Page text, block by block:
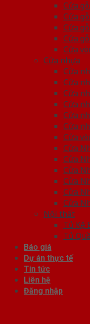
Cửa
Cửa
Cửa
Cửa
Cửa
Cửa nhựa
Cửa
Cửa
Cửa
Cửa
Cửa
Cửa
Cửa
Cửa
Cửa
Cửa
Cửa
Cửa
Cửa
Nội thất
Tủ Kệ
Tủ
Báo giá
Dự án thực tế
Tin tức
Liên hệ
Đăng nhập